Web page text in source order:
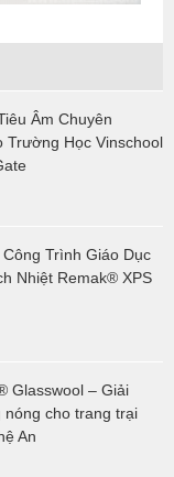
Âm Chuyên
Trường Học Vinschool
Trình Giáo Dục
Nhiệt Remak® XPS
Glasswool – Giải
nóng cho trang trại
An